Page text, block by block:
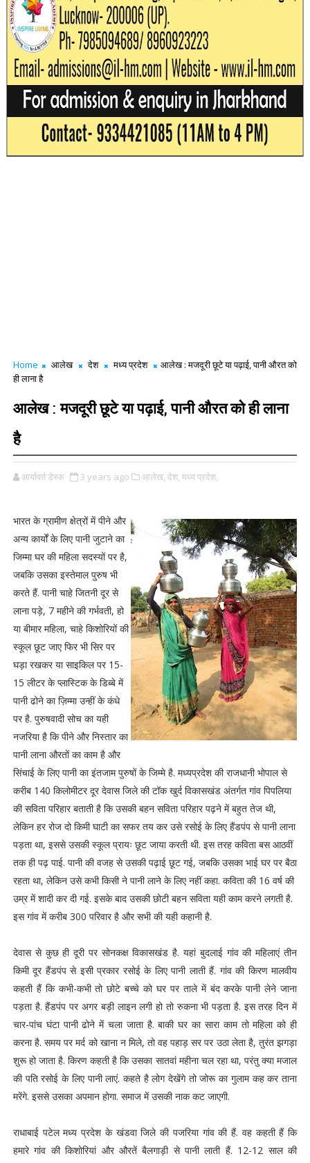
Home आलेख देश मध्य प्रदेश
आलेख : मजदूरी छूटे या पढ़ाई, पानी औरत को
ही लाना है
आलेख : मजदूरी छूटे या पढ़ाई, पानी औरत को ही लाना
है
आर्यावर्त डेस्क 3 years ago आलेख, देश, मध्य प्रदेश,
भारत के ग्रामीण क्षेत्रों में पीने और
अन्य कार्यों के लिए पानी जुटाने का
जिम्मा घर की महिला सदस्यों पर है,
जबकि उसका इस्तेमाल पुरुष भी
करते हैं. पानी चाहे जितनी दूर से
लाना पड़े, 7 महीने की गर्भवती, हो
या बीमार महिला, चाहे किशोरियों की
स्कूल छूट जाए फिर भी सिर पर
घड़ा रखकर या साइकिल पर 15-
15 लीटर के प्लास्टिक के डिब्बे में
पानी ढोने का ज़िम्मा उन्हीं के कंधे
पर है. पुरुषवादी सोच का यही
नजरिया है कि पीने और निस्तार का
पानी लाना औरतों का काम है और
सिंचाई के लिए पानी का इंतजाम पुरुषों के जिम्मे है. मध्यप्रदेश की राजधानी भोपाल से
करीब 140 किलोमीटर दूर देवास जिले की टॉक खुर्द विकासखंड अंतर्गत गांव पिपलिया
की सविता परिहार बताती है कि उसकी बहन सविता परिहार पढ़ने में बहुत तेज थी,
लेकिन हर रोज दो किमी घाटी का सफर तय कर उसे रसोई के लिए हैंडपंप से पानी लाना
पड़ता था, इससे उसकी स्कूल प्रायः छूट जाया करती थी. इस तरह कविता बस आठवीं
तक ही पढ़ पाई. पानी की वजह से उसकी पढ़ाई छूट गई, जबकि उसका भाई घर पर बैठा
रहता था, लेकिन उसे कभी किसी ने पानी लाने के लिए नहीं कहा. कविता की 16 वर्ष की
उम्र में शादी कर दी गई. इसके बाद उसकी छोटी बहन सविता यही काम करने लगती है.
इस गांव में करीब 300 परिवार है और सभी की यही कहानी है.
देवास से कुछ ही दूरी पर सोनकक्ष विकासखंड है. यहां बुदलाई गांव की महिलाएं तीन
किमी दूर हैंडपंप से इसी प्रकार रसोई के लिए पानी लाती हैं. गांव की किरण मालवीय
कहती हैं कि कभी-कभी तो छोटे बच्चे को घर पर ताले में बंद करके पानी लेने जाना
पड़ता है. हैंडपंप पर अगर बड़ी लाइन लगी हो तो रुकना भी पड़ता है. इस तरह दिन में
चार-पांच घंटा पानी ढोने में चला जाता है. बाकी घर का सारा काम तो महिला को ही
करना है. समय पर मर्द को खाना न मिले, तो वह पहाड़ सर पर उठा लेता है, तुरंत झगड़ा
शुरू हो जाता है. किरण कहती है कि उसका सातवां महीना चल रहा था, परंतु क्या मजाल
की पति रसोई के लिए पानी लाएं. कहते है लोग देखेंगे तो जोरू का गुलाम कह कर ताना
मरेंगे. इससे उसका अपमान होगा. समाज में उसकी नाक कट जाएगी.
राधाबाई पटेल मध्य प्रदेश के खंडवा जिले की पजरिया गांव की हैं. वह कहती हैं कि
हमारे गांव की किशोरियां और औरतें बैलगाड़ी से पानी लाती हैं. 12-12 साल की